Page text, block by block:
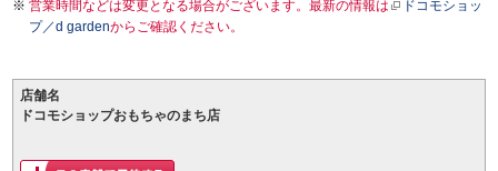
営業時間などは変更となる場合がございます。最新の情報は
ドコモショッ
プ／d gardenからご確認ください。
店舗名
ドコモショップおもちゃのまち店